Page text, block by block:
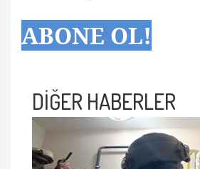
ABONE OL!
DİĞER HABERLER